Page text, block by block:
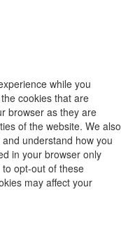
while you
cookies that are
browser as they are
of the website. We also
understand how you
in your browser only
opt-out of these
may affect your